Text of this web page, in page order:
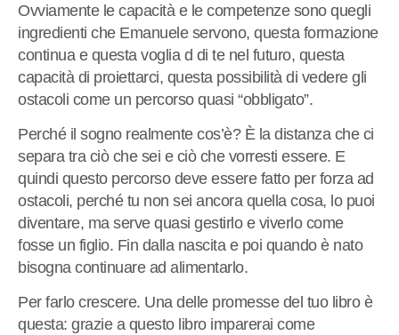
Ovviamente le capacità e le competenze sono quegli
ingredienti che Emanuele servono, questa formazione
continua e questa voglia d di te nel futuro, questa
capacità di proiettarci, questa possibilità di vedere gli
ostacoli come un percorso quasi “obbligato”.
Perché il sogno realmente cos’è? È la distanza che ci
separa tra ciò che sei e ciò che vorresti essere. E
quindi questo percorso deve essere fatto per forza ad
ostacoli, perché tu non sei ancora quella cosa, lo puoi
diventare, ma serve quasi gestirlo e viverlo come
fosse un figlio. Fin dalla nascita e poi quando è nato
bisogna continuare ad alimentarlo.
Per farlo crescere. Una delle promesse del tuo libro è
questa: grazie a questo libro imparerai come